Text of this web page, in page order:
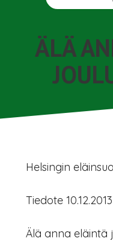
ÄLÄ
Helsingin
Tiedote 10.12.2013
Älä anna eläintä